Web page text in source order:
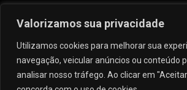
Valorizamos sua privacidade
Utilizamos cookies para melhorar sua
navegação, veicular anúncios ou conteúdo
analisar nosso tráfego. Ao clicar em
(82) 99621-8806